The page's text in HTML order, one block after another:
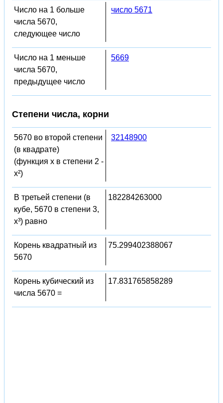
Число на 1 больше
числа 5670,
следующее число
число 5671
Число на 1 меньше
числа 5670,
предыдущее число
5669
Степени числа, корни
5670 во второй степени
(в квадрате)
(функция x в степени 2 -
x²)
32148900
В третьей степени (в
кубе, 5670 в степени 3,
x³) равно
182284263000
Корень квадратный из
5670
75.299402388067
Корень кубический из
числа 5670 =
17.831765858289